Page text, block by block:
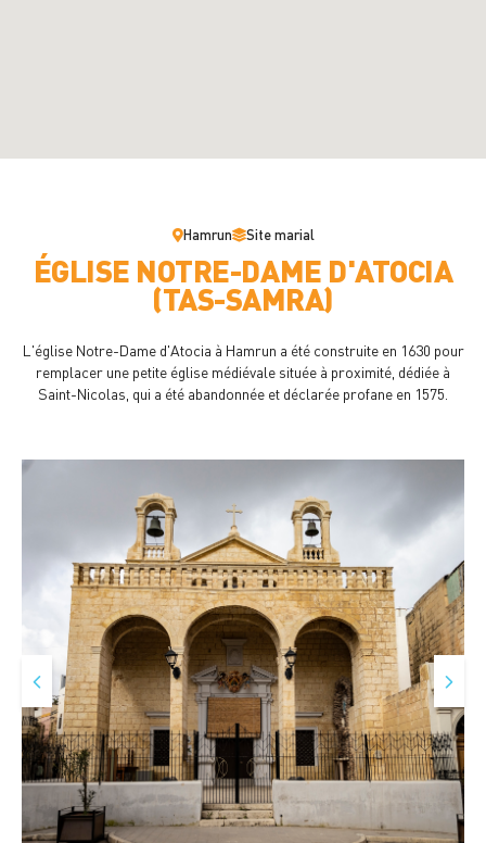
Hamrun Site marial
ÉGLISE NOTRE-DAME D'ATOCIA
(TAS-SAMRA)
L'église Notre-Dame d'Atocia à Hamrun a été construite en 1630 pour
remplacer une petite église médiévale située à proximité, dédiée à
Saint-Nicolas, qui a été abandonnée et déclarée profane en 1575.